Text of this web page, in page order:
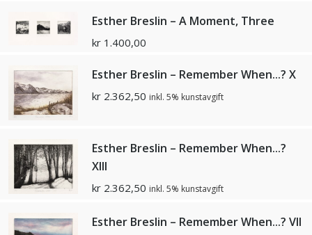
Esther Breslin – A Moment, Three
kr 1.400,00
Esther Breslin – Remember When...? X
kr 2.362,50 inkl. 5% kunstavgift
Esther Breslin – Remember When...?
XIII
kr 2.362,50 inkl. 5% kunstavgift
Esther Breslin – Remember When...? VII